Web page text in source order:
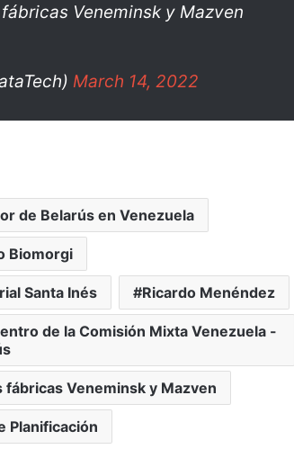
Veneminsk y Mazven
March 14, 2022
de Belarús en Venezuela
Biomorgi
Santa Inés Ricardo Menéndez
de la Comisión Mixta Venezuela -
Veneminsk y Mazven
Planificación